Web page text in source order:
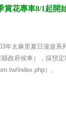
賞花專車8/1起開
年太麻里夏日漫遊
政府候車），採預
index.php）。